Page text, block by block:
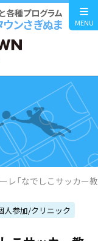
各種プログラム
ンさぎぬま MENU
レ「なでしこサッカー
人参加/クリニック